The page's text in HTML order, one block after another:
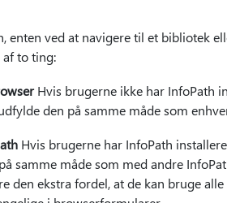
enten ved at navigere til et bibliotek
af to ting:
Hvis brugerne ikke har InfoPath
den på samme måde som
Hvis brugerne har InfoPath
samme måde som med andre
den ekstra fordel, at de kan bruge